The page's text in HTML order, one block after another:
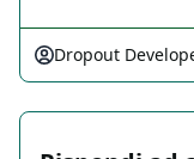
Dropout